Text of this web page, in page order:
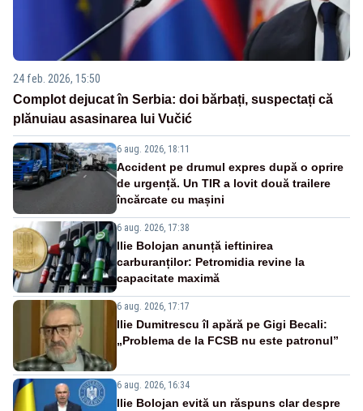
24 feb. 2026, 15:50
Complot dejucat în Serbia: doi bărbați, suspectați că
plănuiau asasinarea lui Vučić
6 aug. 2026, 18:11
Accident pe drumul expres după o oprire
de urgență. Un TIR a lovit două trailere
încărcate cu mașini
6 aug. 2026, 17:38
Ilie Bolojan anunță ieftinirea
carburanților: Petromidia revine la
capacitate maximă
6 aug. 2026, 17:17
Ilie Dumitrescu îl apără pe Gigi Becali:
„Problema de la FCSB nu este patronul”
6 aug. 2026, 16:34
Ilie Bolojan evită un răspuns clar despre